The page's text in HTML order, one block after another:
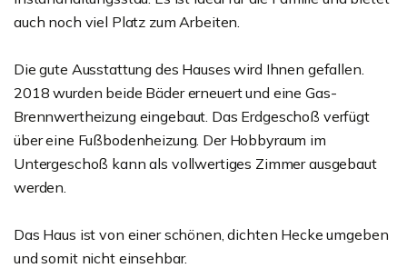
auch noch viel Platz zum Arbeiten.
Die gute Ausstattung des Hauses wird Ihnen gefallen.
2018 wurden beide Bäder erneuert und eine Gas-
Brennwertheizung eingebaut. Das Erdgeschoß verfügt
über eine Fußbodenheizung. Der Hobbyraum im
Untergeschoß kann als vollwertiges Zimmer ausgebaut
werden.
Das Haus ist von einer schönen, dichten Hecke umgeben
und somit nicht einsehbar.